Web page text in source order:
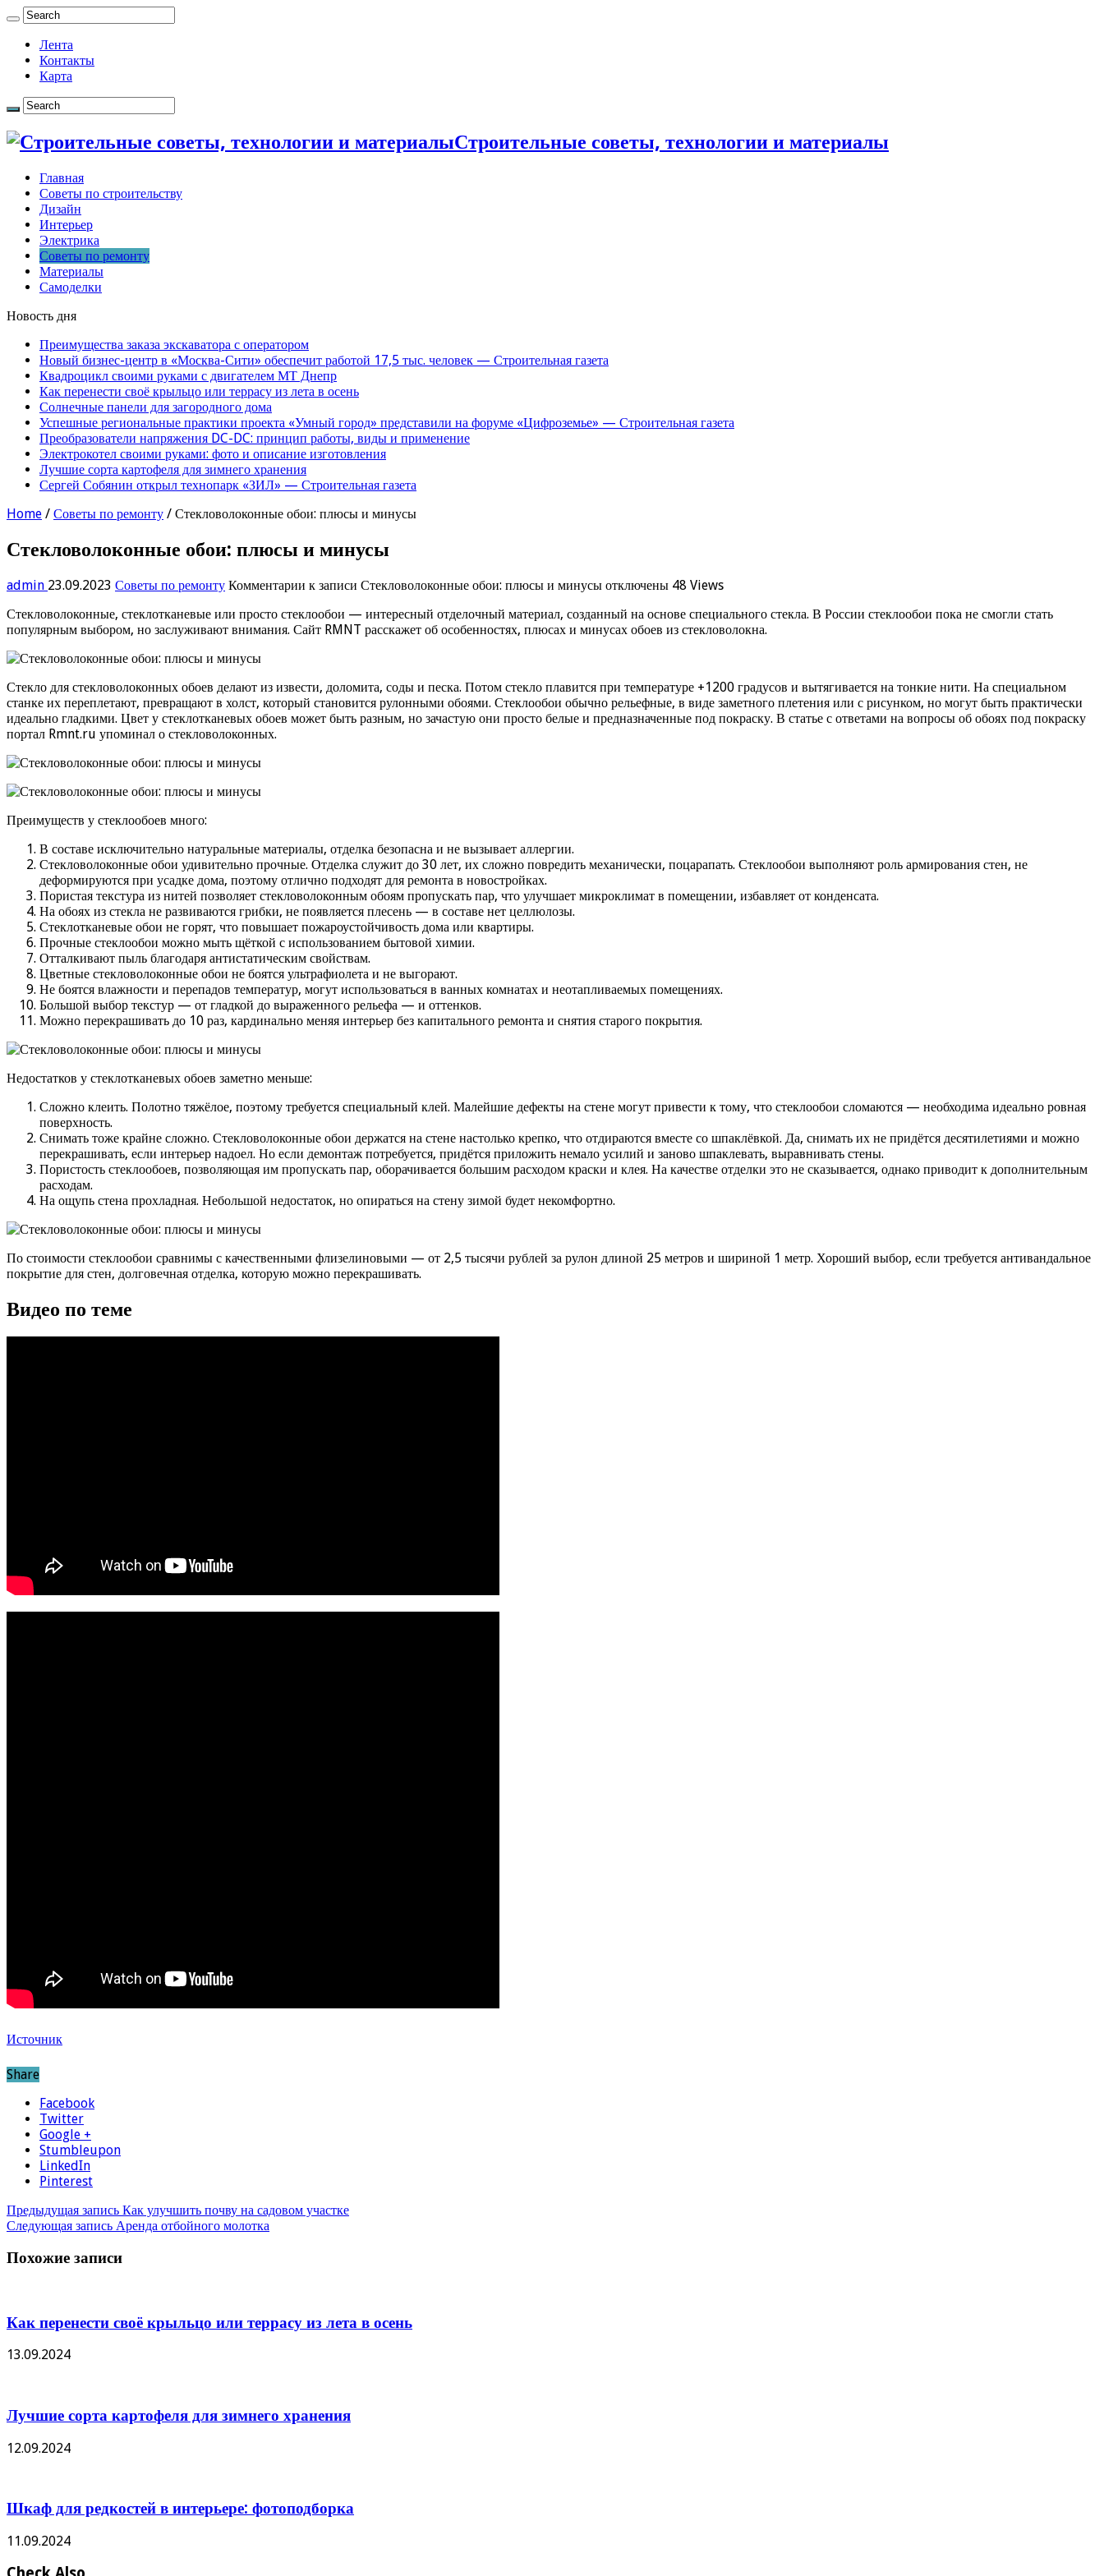
Лента
Контакты
Карта
Строительные советы, технологии и материалы
Главная
Советы по строительству
Дизайн
Интерьер
Электрика
Советы по ремонту
Материалы
Самоделки
Новость дня
Преимущества заказа экскаватора с оператором
Новый бизнес-центр в «Москва-Сити» обеспечит работой 17,5 тыс. человек — Строительная газета
Квадроцикл своими руками с двигателем МТ Днепр
Как перенести своё крыльцо или террасу из лета в осень
Солнечные панели для загородного дома
Успешные региональные практики проекта «Умный город» представили на форуме «Цифроземье» — Строительная газета
Преобразователи напряжения DC-DC: принцип работы, виды и применение
Электрокотел своими руками: фото и описание изготовления
Лучшие сорта картофеля для зимнего хранения
Сергей Собянин открыл технопарк «ЗИЛ» — Строительная газета
Home / Советы по ремонту / Стекловолоконные обои: плюсы и минусы
Стекловолоконные обои: плюсы и минусы
admin 23.09.2023 Советы по ремонту Комментарии к записи Стекловолоконные обои: плюсы и минусы отключены 48 Views
Стекловолоконные, стеклотканевые или просто стеклообои — интересный отделочный материал, созданный на основе специального стекла. В России стеклообои пока не смогли стать
популярным выбором, но заслуживают внимания. Сайт RMNT расскажет об особенностях, плюсах и минусах обоев из стекловолокна.
Стекло для стекловолоконных обоев делают из извести, доломита, соды и песка. Потом стекло плавится при температуре +1200 градусов и вытягивается на тонкие нити. На специальном
станке их переплетают, превращают в холст, который становится рулонными обоями. Стеклообои обычно рельефные, в виде заметного плетения или с рисунком, но могут быть практически
идеально гладкими. Цвет у стеклотканевых обоев может быть разным, но зачастую они просто белые и предназначенные под покраску. В статье с ответами на вопросы об обоях под покраску
портал Rmnt.ru упоминал о стекловолоконных.
Преимуществ у стеклообоев много:
В составе исключительно натуральные материалы, отделка безопасна и не вызывает аллергии.
Стекловолоконные обои удивительно прочные. Отделка служит до 30 лет, их сложно повредить механически, поцарапать. Стеклообои выполняют роль армирования стен, не
деформируются при усадке дома, поэтому отлично подходят для ремонта в новостройках.
Пористая текстура из нитей позволяет стекловолоконным обоям пропускать пар, что улучшает микроклимат в помещении, избавляет от конденсата.
На обоях из стекла не развиваются грибки, не появляется плесень — в составе нет целлюлозы.
Стеклотканевые обои не горят, что повышает пожароустойчивость дома или квартиры.
Прочные стеклообои можно мыть щёткой с использованием бытовой химии.
Отталкивают пыль благодаря антистатическим свойствам.
Цветные стекловолоконные обои не боятся ультрафиолета и не выгорают.
Не боятся влажности и перепадов температур, могут использоваться в ванных комнатах и неотапливаемых помещениях.
Большой выбор текстур — от гладкой до выраженного рельефа — и оттенков.
Можно перекрашивать до 10 раз, кардинально меняя интерьер без капитального ремонта и снятия старого покрытия.
Недостатков у стеклотканевых обоев заметно меньше:
Сложно клеить. Полотно тяжёлое, поэтому требуется специальный клей. Малейшие дефекты на стене могут привести к тому, что стеклообои сломаются — необходима идеально ровная
поверхность.
Снимать тоже крайне сложно. Стекловолоконные обои держатся на стене настолько крепко, что отдираются вместе со шпаклёвкой. Да, снимать их не придётся десятилетиями и можно
перекрашивать, если интерьер надоел. Но если демонтаж потребуется, придётся приложить немало усилий и заново шпаклевать, выравнивать стены.
Пористость стеклообоев, позволяющая им пропускать пар, оборачивается большим расходом краски и клея. На качестве отделки это не сказывается, однако приводит к дополнительным
расходам.
На ощупь стена прохладная. Небольшой недостаток, но опираться на стену зимой будет некомфортно.
По стоимости стеклообои сравнимы с качественными флизелиновыми — от 2,5 тысячи рублей за рулон длиной 25 метров и шириной 1 метр. Хороший выбор, если требуется антивандальное
покрытие для стен, долговечная отделка, которую можно перекрашивать.
Видео по теме
Источник
Share
Facebook
Twitter
Google +
Stumbleupon
LinkedIn
Pinterest
Предыдущая запись Как улучшить почву на садовом участке
Следующая запись Аренда отбойного молотка
Похожие записи
Как перенести своё крыльцо или террасу из лета в осень
13.09.2024
Лучшие сорта картофеля для зимнего хранения
12.09.2024
Шкаф для редкостей в интерьере: фотоподборка
11.09.2024